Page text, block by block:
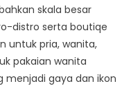
skala besar
distro serta boutiqe
untuk pria, wanita,
pakaian wanita
menjadi gaya dan ikon